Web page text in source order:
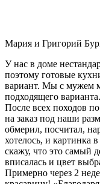
Мария и Григорий
У нас в доме
поэтому готовые
вариант. Мы с мужем
подходящего варианта.
После всех походов
на заказ под наши
обмерил, посчитал,
хотелось, и картинка
скажу, что это самый
вписалась и цвет
Примерно через 2